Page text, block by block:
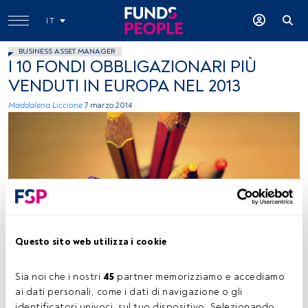
Questo sito web utilizza i cookie
Sia noi che i nostri 45 partner memorizziamo e accediamo
ai dati personali, come i dati di navigazione o gli
IT
BUSINESS ASSET MANAGER
I 10 FONDI OBBLIGAZIONARI PIÙ
VENDUTI IN EUROPA NEL 2013
Maddalena Liccione 7 marzo 2014